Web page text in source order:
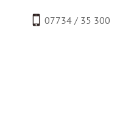
07734 / 35 300